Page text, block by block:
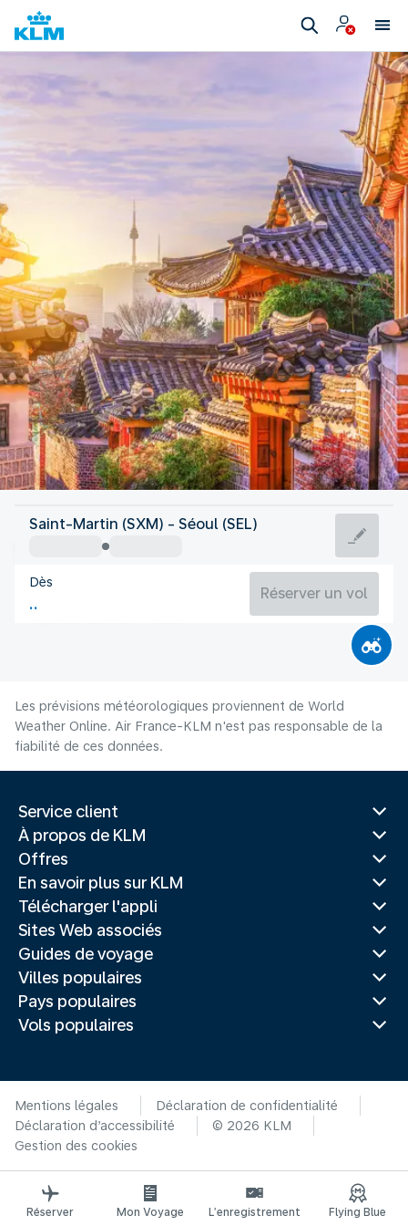
Corée
Corée
Durée du vol
Saint-Martin (SXM) - Séoul (SEL)
Dès
Réserver un vol
Les prévisions météorologiques proviennent de World
Weather Online. Air France-KLM n'est pas responsable de la
fiabilité de ces données.
Service client
À propos de KLM
Offres
En savoir plus sur KLM
Télécharger l'appli
Sites Web associés
Guides de voyage
Villes populaires
Pays populaires
Vols populaires
Mentions légales
Déclaration de confidentialité
Déclaration d’accessibilité
© 2026 KLM
Gestion des cookies
Réserver Mon Voyage L’enregistrement Flying Blue